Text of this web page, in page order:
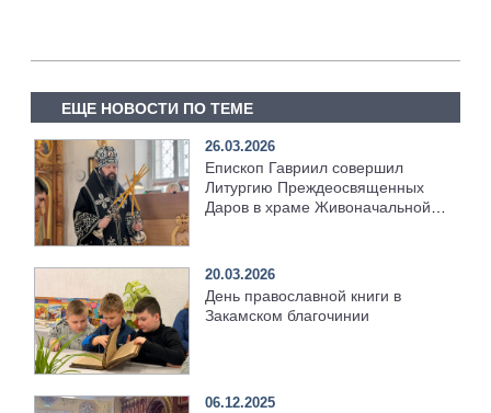
ЕЩЕ НОВОСТИ ПО ТЕМЕ
26.03.2026
Епископ Гавриил совершил
Литургию Преждеосвященных
Даров в храме Живоначальной
20.03.2026
День православной книги в
Закамском благочинии
06.12.2025